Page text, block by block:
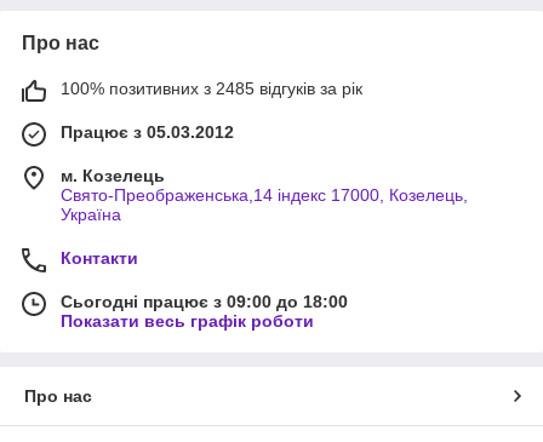
Про нас
100% позитивних з 2485 відгуків за рік
Працює з 05.03.2012
м. Козелець
Свято-Преображенська,14 індекс 17000, Козелець,
Україна
Контакти
Сьогодні працює з 09:00 до 18:00
Показати весь графік роботи
Про нас